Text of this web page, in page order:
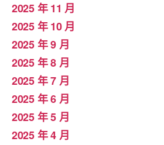
2025 年 11 月
2025 年 10 月
2025 年 9 月
2025 年 8 月
2025 年 7 月
2025 年 6 月
2025 年 5 月
2025 年 4 月